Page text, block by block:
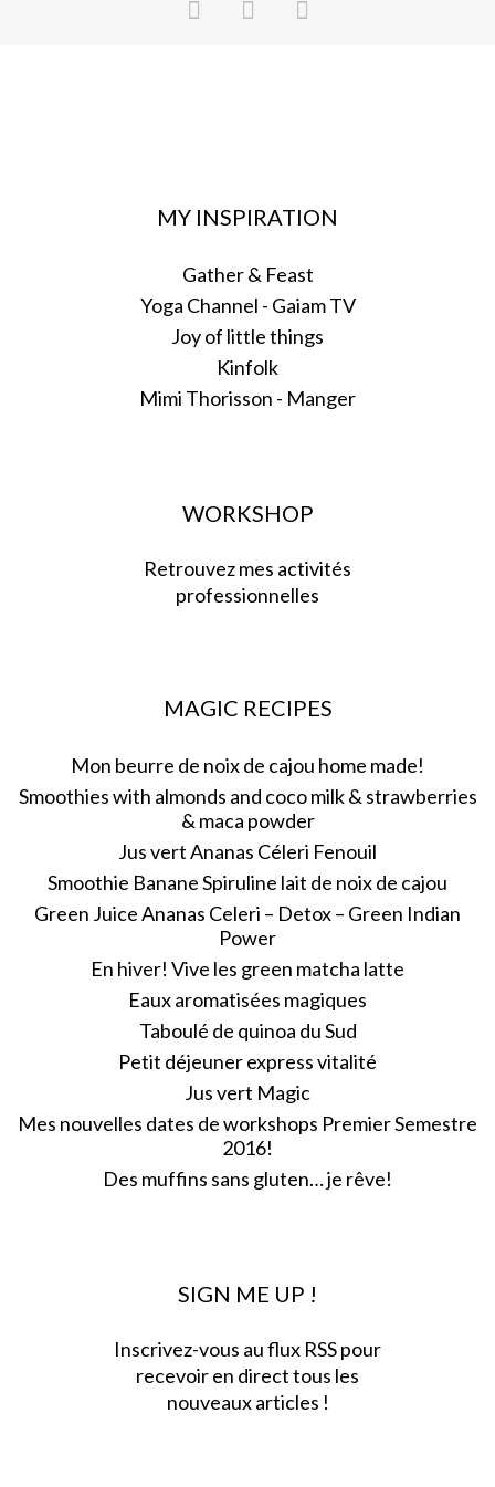
MY INSPIRATION
Gather & Feast
Yoga Channel - Gaiam TV
Joy of little things
Kinfolk
Mimi Thorisson - Manger
WORKSHOP
Retrouvez mes activités
professionnelles
MAGIC RECIPES
Mon beurre de noix de cajou home made!
Smoothies with almonds and coco milk & strawberries
& maca powder
Jus vert Ananas Céleri Fenouil
Smoothie Banane Spiruline lait de noix de cajou
Green Juice Ananas Celeri – Detox – Green Indian
Power
En hiver! Vive les green matcha latte
Eaux aromatisées magiques
Taboulé de quinoa du Sud
Petit déjeuner express vitalité
Jus vert Magic
Mes nouvelles dates de workshops Premier Semestre
2016!
Des muffins sans gluten… je rêve!
SIGN ME UP !
Inscrivez-vous au flux RSS pour
recevoir en direct tous les
nouveaux articles !